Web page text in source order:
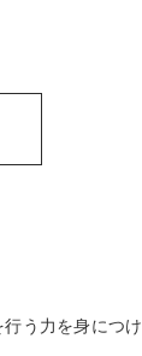
う力を身につけ